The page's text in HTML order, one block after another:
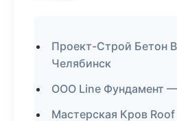
Проект-Строй Бетон
Челябинск
ООО Line Фундамент
Мастерская Кров